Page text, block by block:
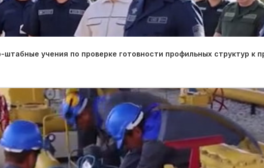
учения по проверке готовности профильных структур к